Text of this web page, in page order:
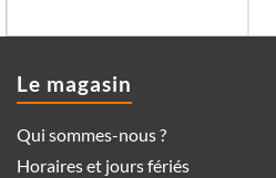
Le magasin
Qui sommes-nous ?
Horaires et jours fériés